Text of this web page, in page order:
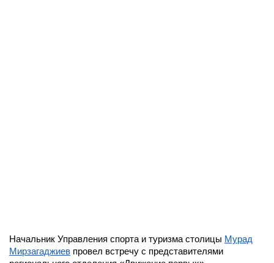
Начальник Управления спорта и туризма столицы Мурад
Мирзагаджиев провел встречу с представителями